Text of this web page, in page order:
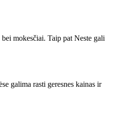
mokesčiai. Taip pat Neste gali
galima rasti geresnes kainas ir